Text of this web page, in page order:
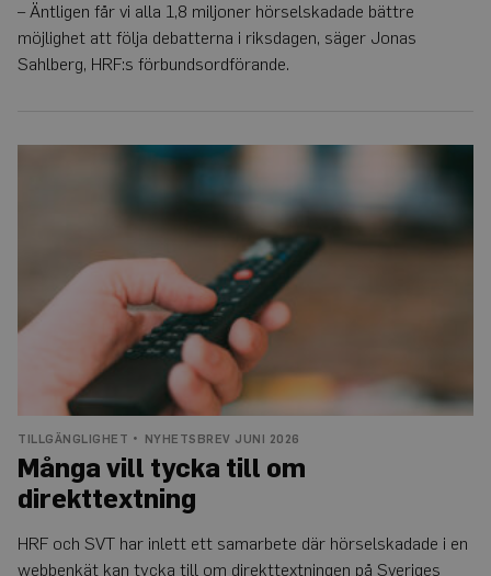
– Äntligen får vi alla 1,8 miljoner hörselskadade bättre
möjlighet att följa debatterna i riksdagen, säger Jonas
Sahlberg, HRF:s förbundsordförande.
TILLGÄNGLIGHET NYHETSBREV JUNI 2026
Många vill tycka till om
direkttextning
HRF och SVT har inlett ett samarbete där hörselskadade i en
webbenkät kan tycka till om direkttextningen på Sveriges